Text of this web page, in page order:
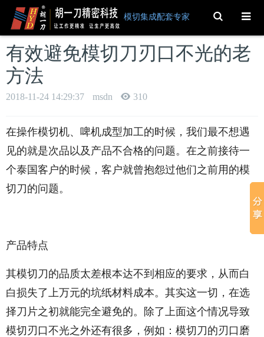
模切集成配套专家 Toggle
Search
有效避免模切刀刃口不光的老
方法
2018-11-24 14:29:37 msdn 310
在操作模切机、啤机成型加工的时候，我们最不想遇
见的就是次品以及产品不合格的问题。在之前接待一
个泰国客户的时候，客户就曾抱怨过他们之前用的模
切刀的问题。
产品特点
其模切刀的品质太差根本达不到相应的要求，从而白
白损失了上万元的坑纸材料成本。其实这一切，在选
择刀片之初就能完全避免的。除了上面这个情况导致
模切刃口不光之外还有很多，例如：模切刀的刃口磨